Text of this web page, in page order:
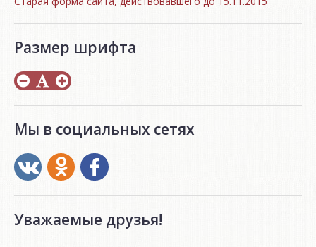
Размер шрифта
Мы в социальных сетях
Уважаемые друзья!